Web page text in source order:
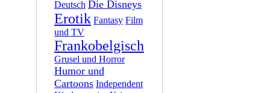
Deutsch Die Disneys
Erotik Fantasy Film
und TV
Frankobelgisch
Grusel und Horror
Humor und
Cartoons Independent